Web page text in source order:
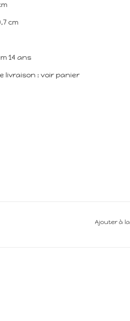
cm
14 ans
livraison : voir panier
Ajouter à